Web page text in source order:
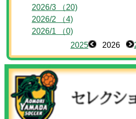
2026/3 （20)
2026/2 （4)
2026/1 （0)
2025
2026